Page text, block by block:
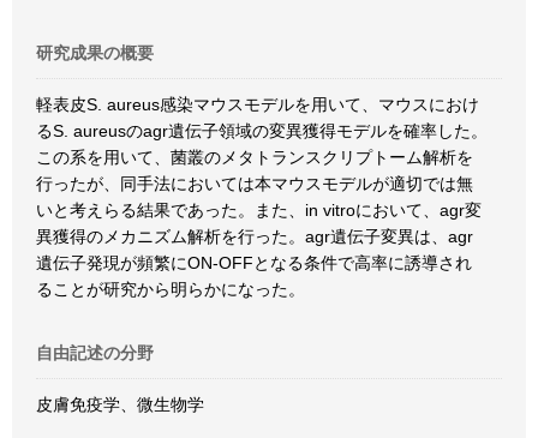
研究成果の概要
軽表皮S. aureus感染マウスモデルを用いて、マウスにおけ
るS. aureusのagr遺伝子領域の変異獲得モデルを確率した。
この系を用いて、菌叢のメタトランスクリプトーム解析を
行ったが、同手法においては本マウスモデルが適切では無
いと考えらる結果であった。また、in vitroにおいて、agr変
異獲得のメカニズム解析を行った。agr遺伝子変異は、agr
遺伝子発現が頻繁にON-OFFとなる条件で高率に誘導され
ることが研究から明らかになった。
自由記述の分野
皮膚免疫学、微生物学